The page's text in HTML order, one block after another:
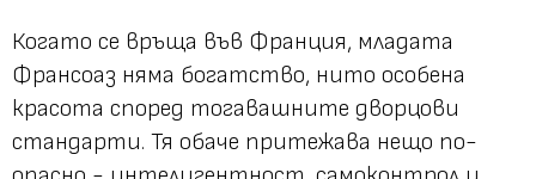
Когато се връща във Франция, младата
Франсоаз няма богатство, нито особена
красота според тогавашните дворцови
стандарти. Тя обаче притежава нещо по-